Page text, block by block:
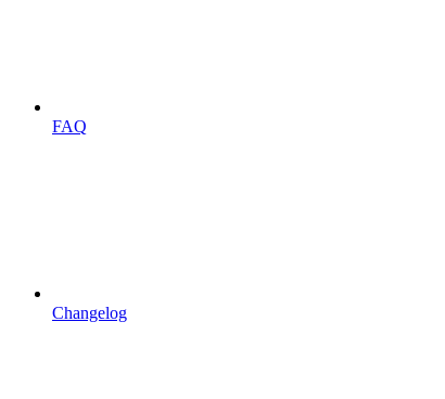
FAQ
Changelog